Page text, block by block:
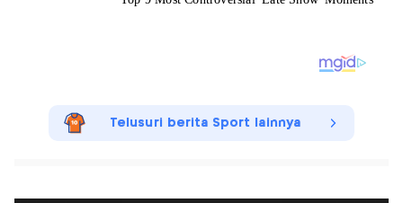
Telusuri berita Sport lainnya